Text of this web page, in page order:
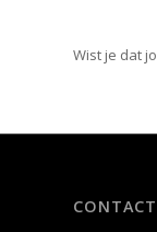
Wist je dat
CONTACT